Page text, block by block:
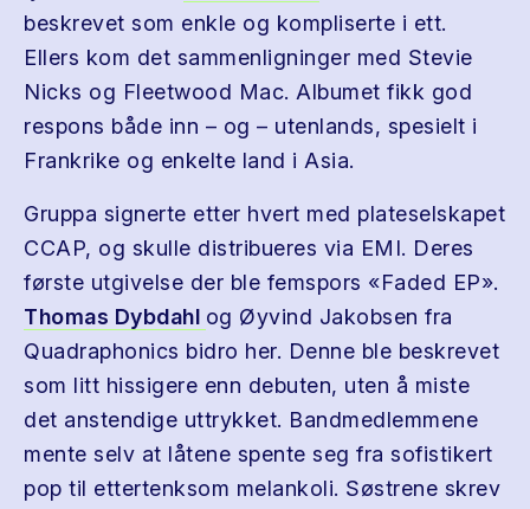
beskrevet som enkle og kompliserte i ett.
Ellers kom det sammenligninger med Stevie
Nicks og Fleetwood Mac. Albumet fikk god
respons både inn – og – utenlands, spesielt i
Frankrike og enkelte land i Asia.
Gruppa signerte etter hvert med plateselskapet
CCAP, og skulle distribueres via EMI. Deres
første utgivelse der ble femspors «Faded EP».
Thomas Dybdahl og Øyvind Jakobsen fra
Quadraphonics bidro her. Denne ble beskrevet
som litt hissigere enn debuten, uten å miste
det anstendige uttrykket. Bandmedlemmene
mente selv at låtene spente seg fra sofistikert
pop til ettertenksom melankoli. Søstrene skrev